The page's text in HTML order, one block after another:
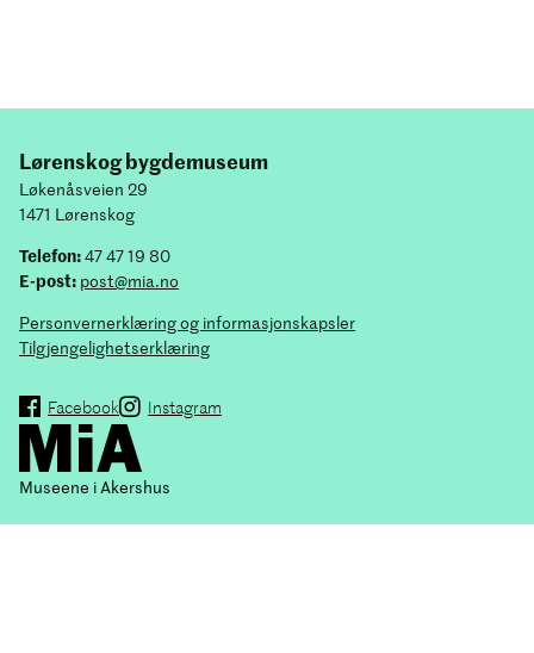
Lørenskog bygdemuseum
Løkenåsveien 29
1471 Lørenskog
Telefon:47 47 19 80
E-post: post@mia.no
Personvernerklæring og informasjonskapsler
Tilgjengelighetserklæring
Facebook Instagram
Museene i Akershus